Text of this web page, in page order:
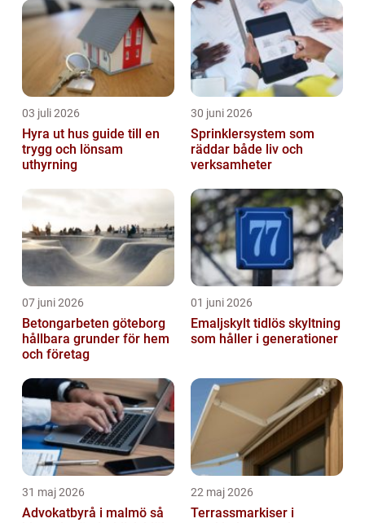
03 juli 2026
Hyra ut hus guide till en
trygg och lönsam
uthyrning
30 juni 2026
Sprinklersystem som
räddar både liv och
verksamheter
07 juni 2026
Betongarbeten göteborg
hållbara grunder för hem
och företag
01 juni 2026
Emaljskylt tidlös skyltning
som håller i generationer
31 maj 2026
Advokatbyrå i malmö så
22 maj 2026
Terrassmarkiser i